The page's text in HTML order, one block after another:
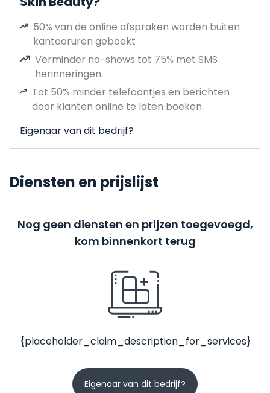
50% van de online afspraken worden buiten
kantooruren geboekt
Verminder no-shows tot 75% met SMS
herinneringen.
Tot 50% minder telefoontjes en berichten
door klanten online te laten boeken
Eigenaar van dit bedrijf?
Diensten en prijslijst
Nog geen diensten en prijzen toegevoegd,
kom binnenkort terug
{placeholder_claim_description_for_services}
Eigenaar van dit bedrijf?